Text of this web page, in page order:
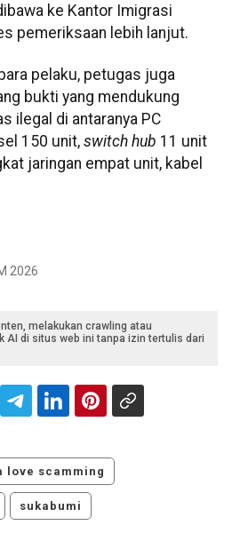
ke Kantor Imigrasi
pemeriksaan lebih lanjut.
pelaku, petugas juga
bukti yang mendukung
ilegal di antaranya PC
150 unit, switch hub 11 unit
jaringan empat unit, kabel
2026
melakukan crawling atau
AI di situs web ini tanpa izin tertulis dari
love scamming
sukabumi